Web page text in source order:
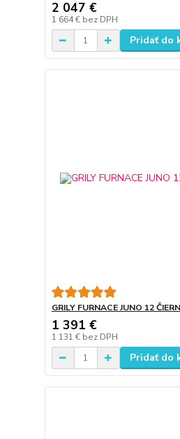
2 047 €
1 664 € bez DPH
Pridať do
GRILY FURNACE JUNO 12
1 391 €
1 131 € bez DPH
Pridať do